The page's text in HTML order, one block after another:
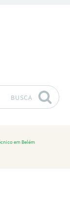
BUSCA
em Belém